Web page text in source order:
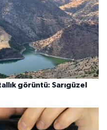
görüntü: Sarıgüzel